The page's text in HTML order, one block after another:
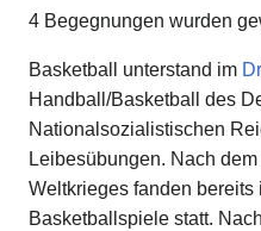
4 Begegnungen wurden
Basketball unterstand im
Handball/Basketball des
Nationalsozialistischen
Leibesübungen. Nach
Weltkrieges fanden bereits
Basketballspiele statt.